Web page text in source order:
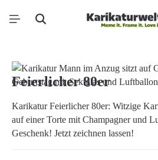
Zum Hauptinhalt springen
Bildergalerie überspringen
Feierlicher 80er
Karikatur Feierlicher 80er: Witzige
auf einer Torte mit Champagner und
Geschenk! Jetzt zeichnen lassen!